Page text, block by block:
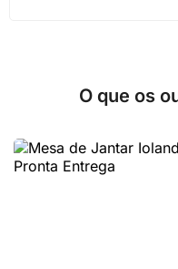
O que os